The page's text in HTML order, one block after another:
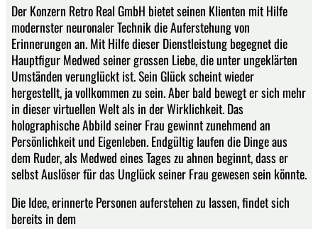
Der Konzern Retro Real GmbH bietet seinen Klienten mit Hilfe
modernster neuronaler Technik die Auferstehung von
Erinnerungen an. Mit Hilfe dieser Dienstleistung begegnet die
Hauptfigur Medwed seiner grossen Liebe, die unter ungeklärten
Umständen verunglückt ist. Sein Glück scheint wieder
hergestellt, ja vollkommen zu sein. Aber bald bewegt er sich mehr
in dieser virtuellen Welt als in der Wirklichkeit. Das
holographische Abbild seiner Frau gewinnt zunehmend an
Persönlichkeit und Eigenleben. Endgültig laufen die Dinge aus
dem Ruder, als Medwed eines Tages zu ahnen beginnt, dass er
selbst Auslöser für das Unglück seiner Frau gewesen sein könnte.
Die Idee, erinnerte Personen auferstehen zu lassen, findet sich
bereits in dem